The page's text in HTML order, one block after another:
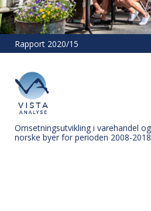
Rapport 2020/15
Omsetningsutvikling i varehandel
norske byer for perioden 2008-